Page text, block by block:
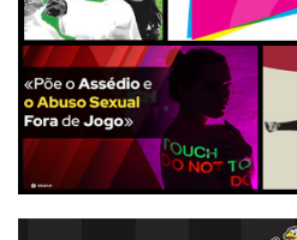
Campo
22/02/2025
03.ªJornada
Odiaxere
Centro de Formação
14/12/2024
10.ªJornada
Mexilhoeira Grande
Centro de Formação
07/12/2024
09.ªJornada
Portimonense
Parque